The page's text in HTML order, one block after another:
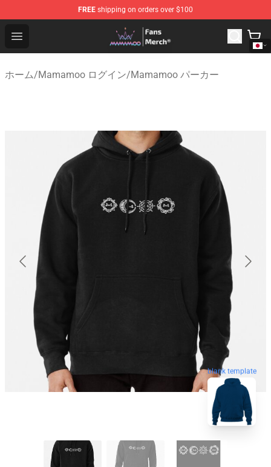
FREE shipping on orders over $100
Open menu
Mamamoo Store - Official Mamamoo Merchandise Shop
ホーム/Mamamoo ログイン/Mamamoo パーカー
blank template